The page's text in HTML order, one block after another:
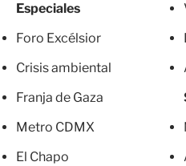
Especiales
Foro Excélsior
Crisis ambiental
Franja de Gaza
Metro CDMX
El Chapo